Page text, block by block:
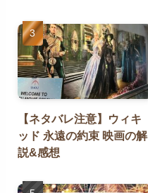
【ネタバレ注意】ウィキ
ッド 永遠の約束 映画の解
説&感想